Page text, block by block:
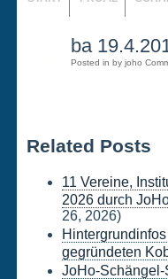
ba
Posted in by joho
Related Posts
11 Vereine,
2026 durch
26, 2026)
gegründeten
JoHo-Schängel-